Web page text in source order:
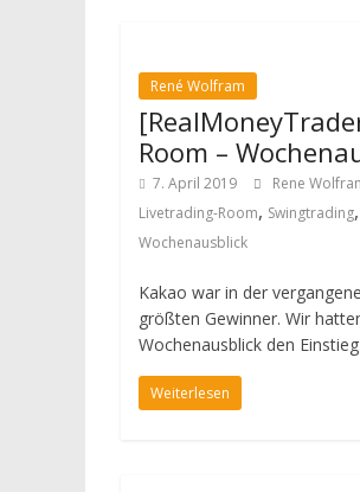
René Wolfram
Room –
7. April 2019 Rene
Livetrading-Room, Swingtrading,
Wochenausblick
Kakao war in der
größten Gewinner. Wir
Wochenausblick den
Weiterlesen